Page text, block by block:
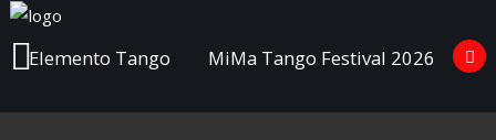
Elemento
Elemento Tango MiMa Tango Festival 2026